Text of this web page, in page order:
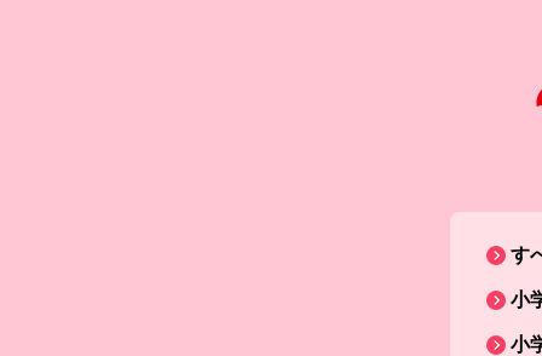
す
小
小